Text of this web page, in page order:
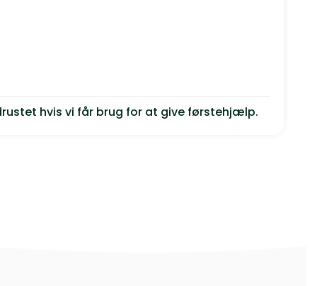
hvis vi får brug for at give førstehjælp.